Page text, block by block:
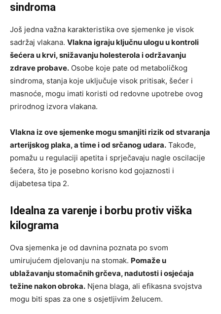
sindroma
Još jedna važna karakteristika ove sjemenke je visok
sadržaj vlakana. Vlakna igraju ključnu ulogu u kontroli
šećera u krvi, snižavanju holesterola i održavanju
zdrave probave. Osobe koje pate od metaboličkog
sindroma, stanja koje uključuje visok pritisak, šećer i
masnoće, mogu imati koristi od redovne upotrebe ovog
prirodnog izvora vlakana.
Vlakna iz ove sjemenke mogu smanjiti rizik od stvaranja
arterijskog plaka, a time i od srčanog udara. Takođe,
pomažu u regulaciji apetita i sprječavaju nagle oscilacije
šećera, što je posebno korisno kod gojaznosti i
dijabetesa tipa 2.
Idealna za varenje i borbu protiv viška
kilograma
Ova sjemenka je od davnina poznata po svom
umirujućem djelovanju na stomak. Pomaže u
ublažavanju stomačnih grčeva, nadutosti i osjećaja
težine nakon obroka. Njena blaga, ali efikasna svojstva
mogu biti spas za one s osjetljivim želucem.